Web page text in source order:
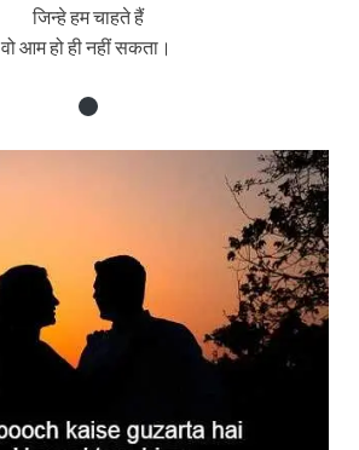
जिन्हे हम चाहते हैं
वो आम हो ही नहीं सकता।